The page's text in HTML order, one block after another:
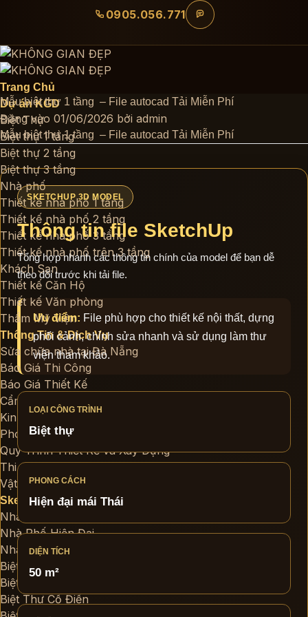
dung
0905.056.771
Trang Chủ
Dự án KGD
Biệt Thự
Biệt thự 1 tầng
Biệt thự 2 tầng
Biệt thự 3 tầng
Nhà phố
Thiết kế nhà phố 1 tầng
Thiết kế nhà phố 2 tầng
Thiết kế nhà phố 3 tầng
Thiết kế nhà phố trên 3 tầng
Khách Sạn
Thiết kế Căn Hộ
Thiết kế Văn phòng
Thẩm Mỹ Viện
Thông Tin & Dịch Vụ
Sửa chữa nhà tại Đà Nẵng
Báo Giá Thi Công
Báo Giá Thiết Kế
Cẩm Nang Cho Chủ Nhà
Kinh Nghiệm Xây Nhà
Phong Thủy Nhà Ở
Quy Trình Thiết Kế và Xây Dựng
Thi Công Nhà Trọn Gói
Vật Liệu Xây Dựng
SketchUp Miễn Phí
Nhà Phố
Nhà Phố Hiện Đại
Nhà Phố Tân Cổ Điển
Biệt Thự
Biệt Thự Hiện Đại
Biệt Thự Cổ Điển
Mẫu biệt thự 1 tầng – File autocad Tải Miễn Phí
Đăng vào 01/06/2026 bởi admin
Mẫu biệt thự 1 tầng – File autocad Tải Miễn Phí
SKETCHUP 3D MODEL
Thông tin file SketchUp
Tổng hợp nhanh các thông tin chính của model để bạn dễ
theo dõi trước khi tải file.
Ưu điểm: File phù hợp cho thiết kế nội thất, dựng
phối cảnh, chỉnh sửa nhanh và sử dụng làm thư
viện tham khảo.
LOẠI CÔNG TRÌNH
Biệt thự
PHONG CÁCH
Hiện đại mái Thái
DIỆN TÍCH
50 m²